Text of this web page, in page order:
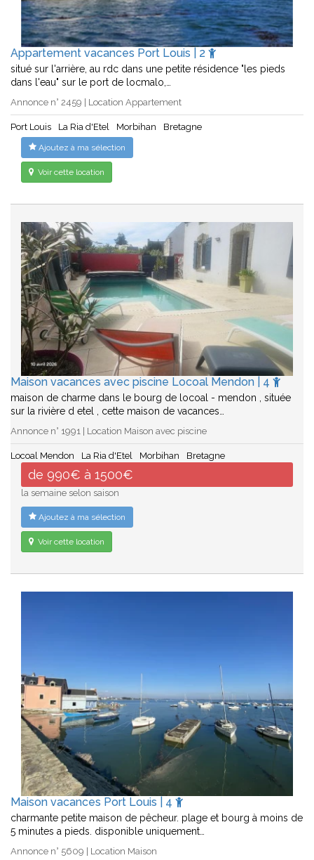
Appartement vacances Port Louis | 2
situé sur l'arrière, au rdc dans une petite résidence "les pieds
dans l'eau" sur le port de locmalo,…
Annonce n° 2459 | Location Appartement
Port Louis La Ria d'Etel Morbihan Bretagne
Ajoutez à ma sélection
Voir cette location
Maison vacances avec piscine Locoal Mendon | 4
maison de charme dans le bourg de locoal - mendon , située
sur la rivière d etel , cette maison de vacances…
Annonce n° 1991 | Location Maison avec piscine
Locoal Mendon La Ria d'Etel Morbihan Bretagne
de 990€ à 1500€
la semaine selon saison
Ajoutez à ma sélection
Voir cette location
Maison vacances Port Louis | 4
charmante petite maison de pêcheur. plage et bourg à moins de
5 minutes a pieds. disponible uniquement…
Annonce n° 5609 | Location Maison